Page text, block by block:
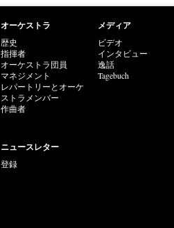
オーケストラ
歴史
指揮者
オーケストラ団員
マネジメント
レパートリーとオーケ
ストラメンバー
作曲者
メディア
ビデオ
インタビュー
逸話
Tagebuch
ニュースレター
登録